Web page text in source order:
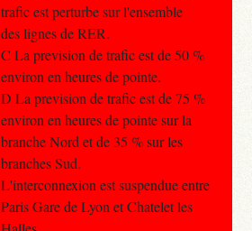
trafic est perturbe sur l'ensemble
des lignes de RER.
C La prevision de trafic est de 50 %
environ en heures de pointe.
D La prevision de trafic est de 75 %
environ en heures de pointe sur la
branche Nord et de 35 % sur les
branches Sud.
L'interconnexion est suspendue entre
Paris Gare de Lyon et Chatelet les